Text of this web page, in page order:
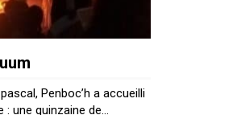
Penboc’h a accueilli
: une quinzaine de...